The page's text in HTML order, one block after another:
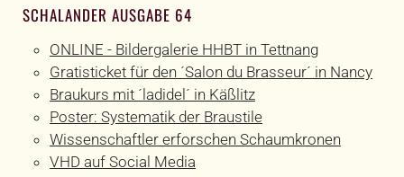
SCHALANDER AUSGABE 64
ONLINE - Bildergalerie HHBT in Tettnang
Gratisticket für den ´Salon du Brasseur´ in Nancy
Braukurs mit ´ladidel´ in Käßlitz
Poster: Systematik der Braustile
Wissenschaftler erforschen Schaumkronen
VHD auf Social Media